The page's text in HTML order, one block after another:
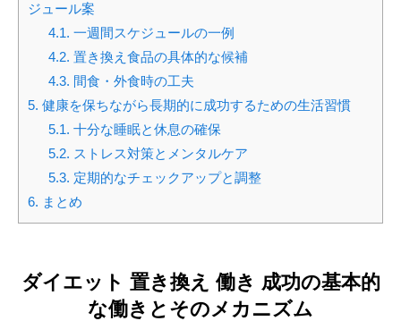
ジュール案
4.1. 一週間スケジュールの一例
4.2. 置き換え食品の具体的な候補
4.3. 間食・外食時の工夫
5. 健康を保ちながら長期的に成功するための生活習慣
5.1. 十分な睡眠と休息の確保
5.2. ストレス対策とメンタルケア
5.3. 定期的なチェックアップと調整
6. まとめ
ダイエット 置き換え 働き 成功の基本的
な働きとそのメカニズム